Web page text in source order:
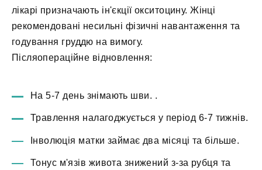
лікарі призначають ін'єкції окситоцину. Жінці
рекомендовані несильні фізичні навантаження та
годування груддю на вимогу.
Післяопераційне відновлення:
На 5-7 день знімають шви. .
Травлення налагоджується у період 6-7 тижнів.
Інволюція матки займає два місяці та більше.
Тонус м'язів живота знижений з-за рубця та